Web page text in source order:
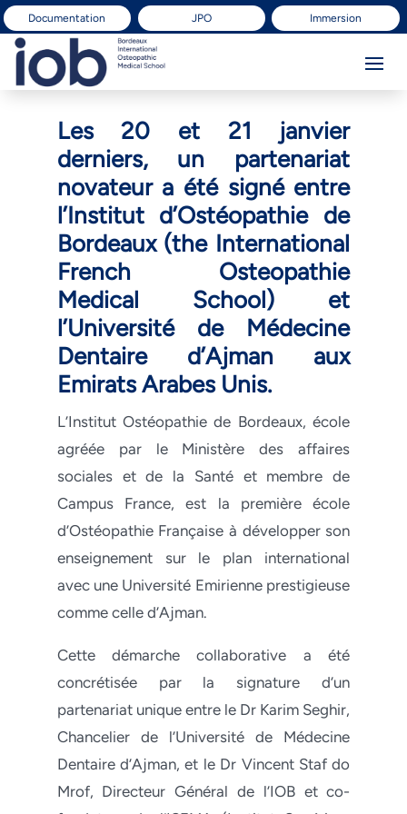
Documentation JPO Immersion
Les 20 et 21 janvier
derniers, un partenariat
novateur a été signé entre
l’Institut d’Ostéopathie de
Bordeaux (the International
French Osteopathie
Medical School) et
l’Université de Médecine
Dentaire d’Ajman aux
Emirats Arabes Unis.
L’Institut Ostéopathie de Bordeaux, école
agréée par le Ministère des affaires
sociales et de la Santé et membre de
Campus France, est la première école
d’Ostéopathie Française à développer son
enseignement sur le plan international
avec une Université Emirienne prestigieuse
comme celle d’Ajman.
Cette démarche collaborative a été
concrétisée par la signature d’un
partenariat unique entre le Dr Karim Seghir,
Chancelier de l’Université de Médecine
Dentaire d’Ajman, et le Dr Vincent Staf do
Mrof, Directeur Général de l’IOB et co-